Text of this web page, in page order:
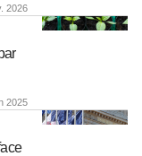
2026
2025